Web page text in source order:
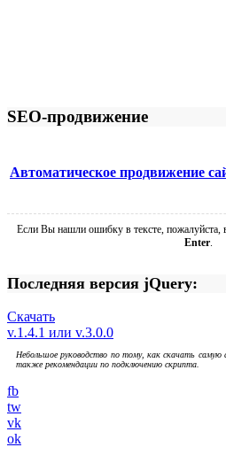
SEO-продвижение
Автоматическое продвижение
Если Вы нашли ошибку в тексте, пожалуйста,
Enter.
Последняя версия jQuery:
Скачать
v.1.4.1 или v.3.0.0
Небольшое руководство по тому, как скачать самую
также рекомендации по подключению скрипта.
fb
tw
vk
ok